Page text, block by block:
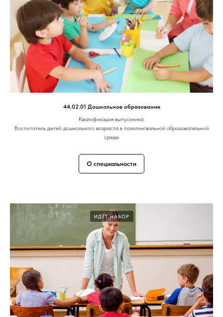
44.02.01 Дошкольное образование
Квалификация выпускника:
Воспитатель детей дошкольного возраста в полилингвальной образовательной
среде
О специальности
ИДЁТ НАБОР